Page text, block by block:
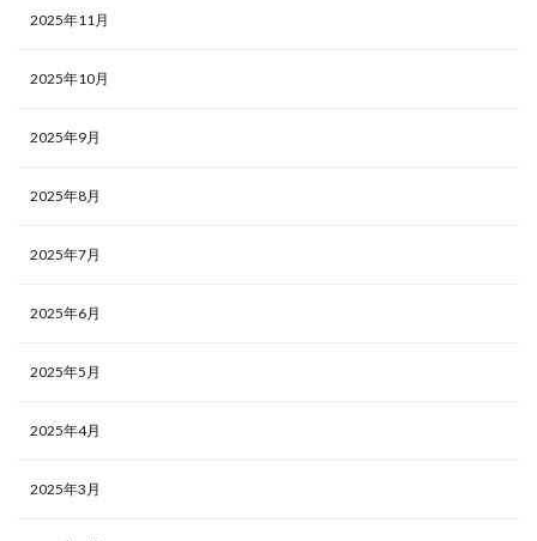
2025年11月
2025年10月
2025年9月
2025年8月
2025年7月
2025年6月
2025年5月
2025年4月
2025年3月